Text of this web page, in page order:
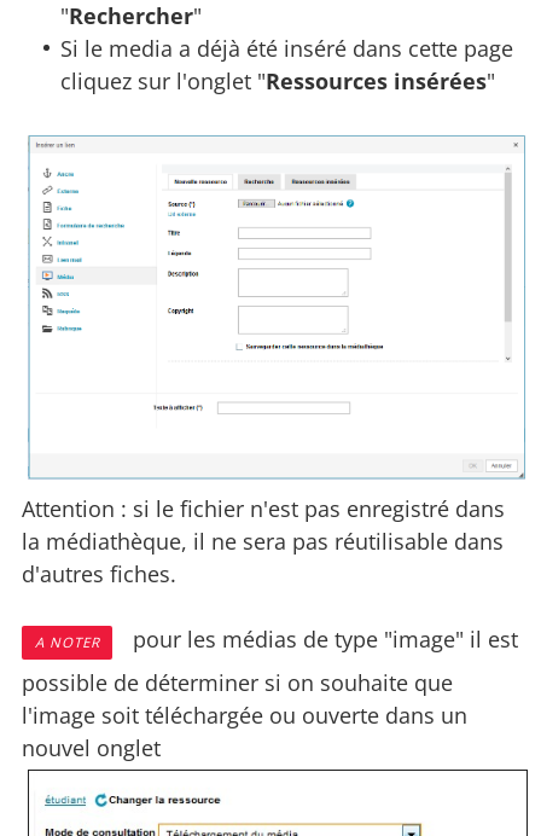
"Rechercher"
Si le media a déjà été inséré dans cette page
cliquez sur l'onglet "Ressources insérées"
Attention : si le fichier n'est pas enregistré dans
la médiathèque, il ne sera pas réutilisable dans
d'autres fiches.
A NOTER
pour les médias de type "image" il est
possible de déterminer si on souhaite que
l'image soit téléchargée ou ouverte dans un
nouvel onglet